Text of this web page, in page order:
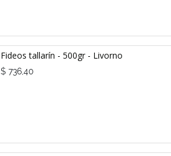
Fideos tallarín - 500gr - Livorno
$ 736,40